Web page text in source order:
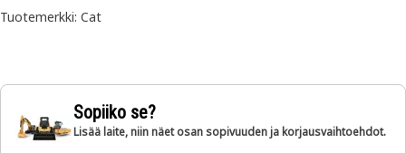
Tuotemerkki: Cat
Sopiiko se?
Lisää laite, niin näet osan sopivuuden ja korjausvaihtoehdot.